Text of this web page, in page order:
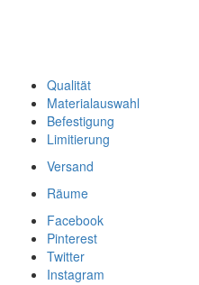
Qualität
Materialauswahl
Befestigung
Limitierung
Versand
Räume
Facebook
Pinterest
Twitter
Instagram